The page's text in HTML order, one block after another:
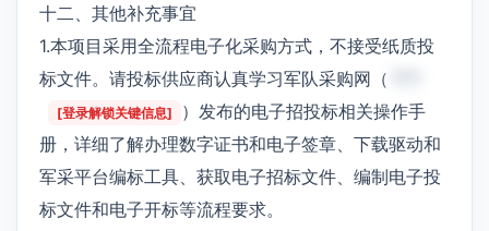
十二、其他补充事宜
1.本项目采用全流程电子化采购方式，不接受纸质投
标文件。请投标供应商认真学习军队采购网（
[登录解锁关键信息]
）发布的电子招投标相关操作手
册，详细了解办理数字证书和电子签章、下载驱动和
军采平台编标工具、获取电子招标文件、编制电子投
标文件和电子开标等流程要求。